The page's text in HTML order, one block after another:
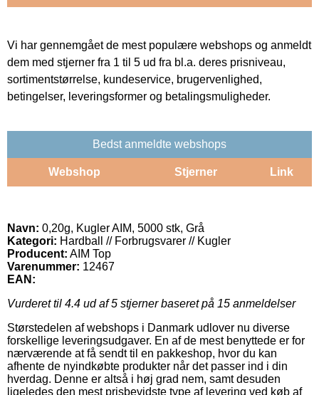
Vi har gennemgået de mest populære webshops og anmeldt
dem med stjerner fra 1 til 5 ud fra bl.a. deres prisniveau,
sortimentstørrelse, kundeservice, brugervenlighed,
betingelser, leveringsformer og betalingsmuligheder.
Bedst anmeldte webshops
Webshop Stjerner Link
Navn: 0,20g, Kugler AIM, 5000 stk, Grå
Kategori: Hardball // Forbrugsvarer // Kugler
Producent: AIM Top
Varenummer: 12467
EAN:
Vurderet til 4.4 ud af 5 stjerner baseret på 15 anmeldelser
Størstedelen af webshops i Danmark udlover nu diverse
forskellige leveringsudgaver. En af de mest benyttede er for
nærværende at få sendt til en pakkeshop, hvor du kan
afhente de nyindkøbte produkter når det passer ind i din
hverdag. Denne er altså i høj grad nem, samt desuden
ligeledes den mest prisbevidste type af levering ved køb af